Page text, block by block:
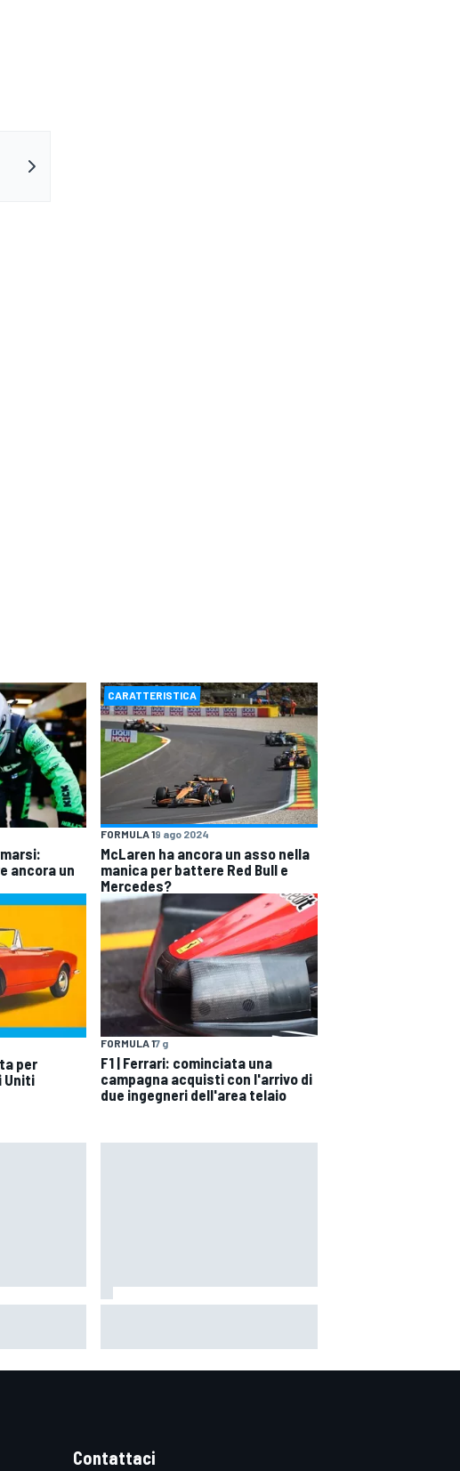
ancora un
CARATTERISTICA
FORMULA 19 ago 2024
McLaren ha ancora un asso nella
manica per battere Red Bull e
Mercedes?
per
Uniti
FORMULA 17 g
F1 | Ferrari: cominciata una
campagna acquisti con l'arrivo di
due ingegneri dell'area telaio
su Flavio
deve sprecare domenica
Contattaci